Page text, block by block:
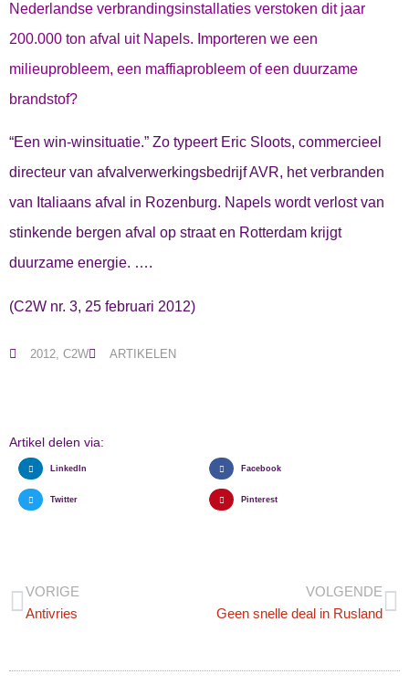
Nederlandse verbrandingsinstallaties verstoken dit jaar
200.000 ton afval uit Napels. Importeren we een
milieuprobleem, een maffiaprobleem of een duurzame
brandstof?
“Een win-winsituatie.” Zo typeert Eric Sloots, commercieel
directeur van afvalverwerkingsbedrijf AVR, het verbranden
van Italiaans afval in Rozenburg. Napels wordt verlost van
stinkende bergen afval op straat en Rotterdam krijgt
duurzame energie. ….
(C2W nr. 3, 25 februari 2012)
2012, C2W ARTIKELEN
Artikel delen via:
LinkedIn Facebook
Twitter Pinterest
VORIGE
Antivries
VOLGENDE
Geen snelle deal in Rusland